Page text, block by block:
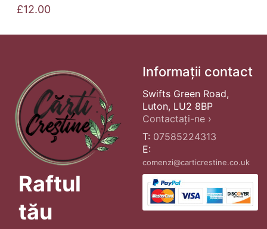
£12.00
Raftul
tău
Informații contact
Swifts Green Road,
Luton, LU2 8BP
Contactați-ne ›
T: 07585224313
E:
comenzi@carticrestine.co.uk